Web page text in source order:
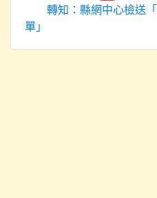
轉知：縣網中心檢送
單」